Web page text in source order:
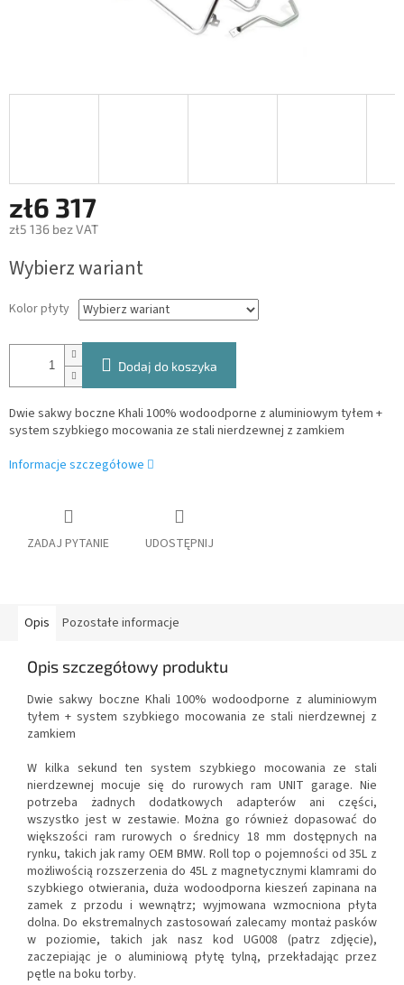
zł6 317
zł5 136 bez VAT
jednostkowa:
Wybierz wariant
Kolor płyty
Dodaj do koszyka
Dwie sakwy boczne Khali 100% wodoodporne z aluminiowym tyłem +
system szybkiego mocowania ze stali nierdzewnej z zamkiem
Informacje szczegółowe
ZADAJ PYTANIE UDOSTĘPNIJ
Opis Pozostałe informacje
Opis szczegółowy produktu
Dwie sakwy boczne Khali 100% wodoodporne z aluminiowym
tyłem + system szybkiego mocowania ze stali nierdzewnej z
zamkiem
W kilka sekund ten system szybkiego mocowania ze stali
nierdzewnej mocuje się do rurowych ram UNIT garage. Nie
potrzeba żadnych dodatkowych adapterów ani części,
wszystko jest w zestawie. Można go również dopasować do
większości ram rurowych o średnicy 18 mm dostępnych na
rynku, takich jak ramy OEM BMW. Roll top o pojemności od 35L z
możliwością rozszerzenia do 45L z magnetycznymi klamrami do
szybkiego otwierania, duża wodoodporna kieszeń zapinana na
zamek z przodu i wewnątrz; wyjmowana wzmocniona płyta
dolna. Do ekstremalnych zastosowań zalecamy montaż pasków
w poziomie, takich jak nasz kod UG008 (patrz zdjęcie),
zaczepiając je o aluminiową płytę tylną, przekładając przez
pętle na boku torby.